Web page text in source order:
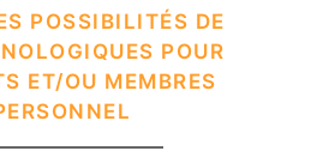
POSSIBILITÉS DE
POUR
ET/OU MEMBRES